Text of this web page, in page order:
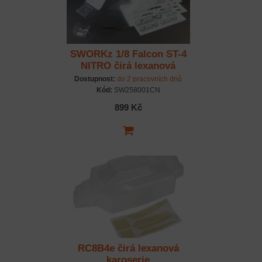
SWORKz 1/8 Falcon ST-4
NITRO čirá lexanová
karoserie, předříznutá,
včetně nálepek, 1 ks.
Dostupnost: do 2 pracovních dnů
Kód: SW258001CN
899 Kč
RC8B4e čirá lexanová